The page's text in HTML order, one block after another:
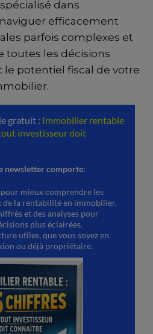
dans
efficacement
parfois complexes et
toutes les décisions
le potentiel fiscal de votre